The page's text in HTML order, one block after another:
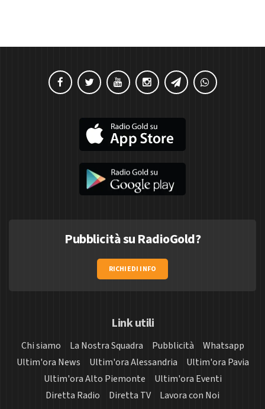
Pubblicità su RadioGold?
RICHIEDI INFO
Link utili
Chi siamo La Nostra Squadra Pubblicità
Whatsapp
Ultim'ora News
Ultim'ora Alessandria
Ultim'ora Pavia
Ultim'ora Alto Piemonte
Ultim'ora Eventi
Diretta Radio
Diretta TV Lavora con Noi